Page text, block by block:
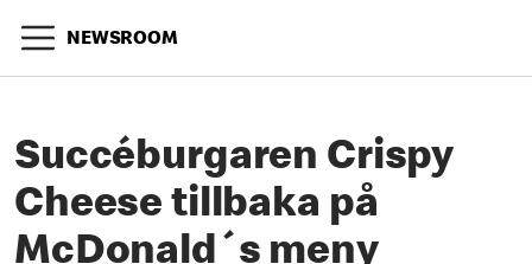
NEWSROOM
Succéburgaren Crispy
Cheese tillbaka på
McDonald´s meny